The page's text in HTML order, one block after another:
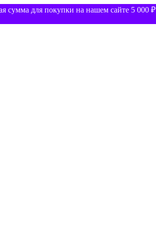
сумма для покупки на нашем сайте 5 000 ₽